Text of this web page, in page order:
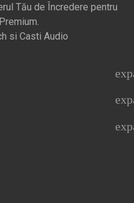
Tău de Încredere pentru
si Casti Audio